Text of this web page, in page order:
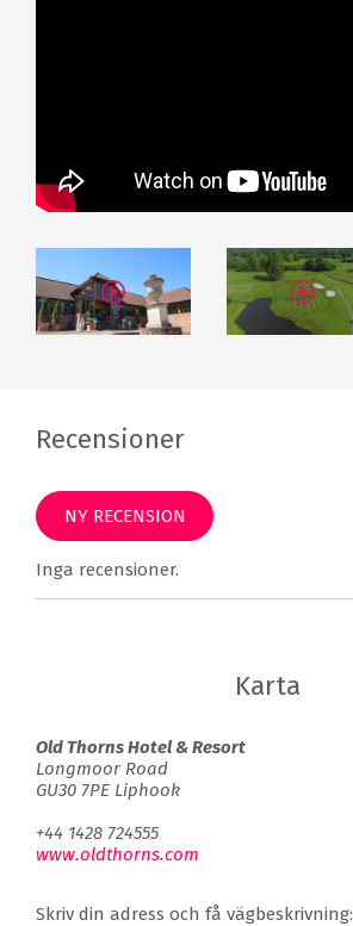
Recensioner
NY RECENSION
Inga recensioner.
Karta
Old Thorns Hotel & Resort
Longmoor Road
GU30 7PE Liphook
+44 1428 724555
www.oldthorns.com
Skriv din adress och få vägbeskrivning: